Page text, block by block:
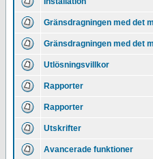
Gränsdragningen med det
Gränsdragningen med det
Utlösningsvillkor
Rapporter
Rapporter
Utskrifter
Avancerade funktioner